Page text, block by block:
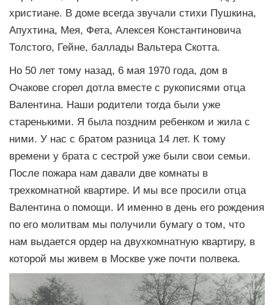
христиане. В доме всегда звучали стихи Пушкина,
Апухтина, Мея, Фета, Алексея Константиновича
Толстого, Гейне, баллады Вальтера Скотта.
Но 50 лет тому назад, 6 мая 1970 года, дом в
Очакове сгорел дотла вместе с рукописями отца
Валентина. Наши родители тогда были уже
старенькими. Я была поздним ребенком и жила с
ними. У нас с братом разница 14 лет. К тому
времени у брата с сестрой уже были свои семьи.
После пожара нам давали две комнаты в
трехкомнатной квартире. И мы все просили отца
Валентина о помощи. И именно в день его рождения
по его молитвам мы получили бумагу о том, что
нам выдается ордер на двухкомнатную квартиру, в
которой мы живем в Москве уже почти полвека.